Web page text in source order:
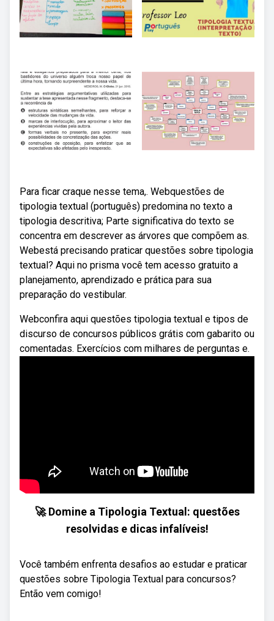
Para ficar craque nesse tema,. Webquestões de
tipologia textual (português) predomina no texto a
tipologia descritiva; Parte significativa do texto se
concentra em descrever as árvores que compõem as.
Webestá precisando praticar questões sobre tipologia
textual? Aqui no prisma você tem acesso gratuito a
planejamento, aprendizado e prática para sua
preparação do vestibular.
Webconfira aqui questões tipologia textual e tipos de
discurso de concursos públicos grátis com gabarito ou
comentadas. Exercícios com milhares de perguntas e.
🚀 Domine a Tipologia Textual: questões
resolvidas e dicas infalíveis!
Você também enfrenta desafios ao estudar e praticar
questões sobre Tipologia Textual para concursos?
Então vem comigo!